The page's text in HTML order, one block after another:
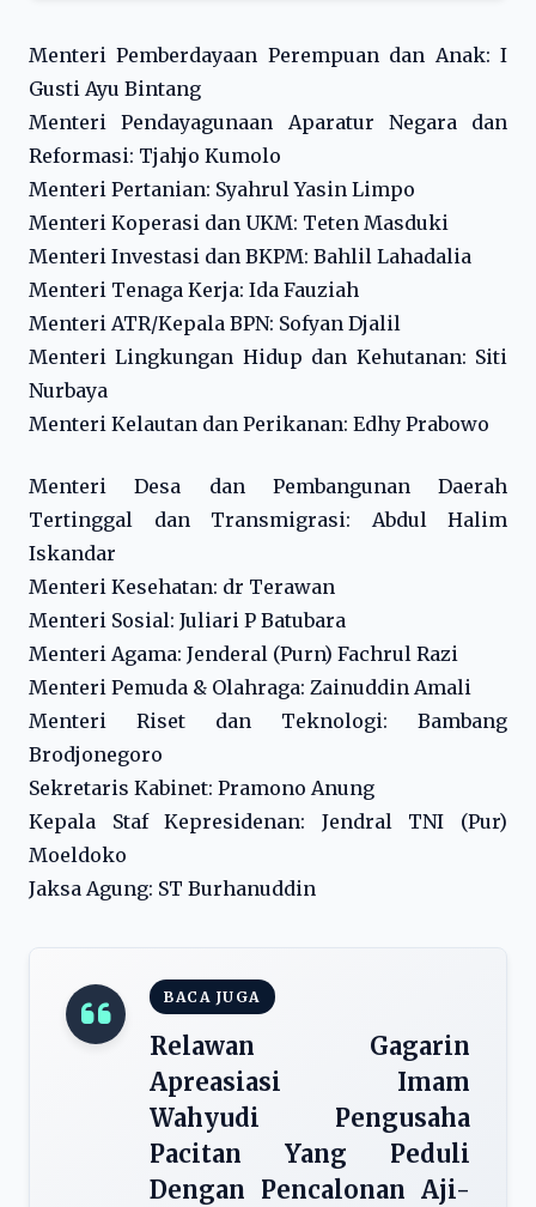
Menteri Pemberdayaan Perempuan dan Anak: I
Gusti Ayu Bintang
Menteri Pendayagunaan Aparatur Negara dan
Reformasi: Tjahjo Kumolo
Menteri Pertanian: Syahrul Yasin Limpo
Menteri Koperasi dan UKM: Teten Masduki
Menteri Investasi dan BKPM: Bahlil Lahadalia
Menteri Tenaga Kerja: Ida Fauziah
Menteri ATR/Kepala BPN: Sofyan Djalil
Menteri Lingkungan Hidup dan Kehutanan: Siti
Nurbaya
Menteri Kelautan dan Perikanan: Edhy Prabowo
Menteri Desa dan Pembangunan Daerah
Tertinggal dan Transmigrasi: Abdul Halim
Iskandar
Menteri Kesehatan: dr Terawan
Menteri Sosial: Juliari P Batubara
Menteri Agama: Jenderal (Purn) Fachrul Razi
Menteri Pemuda & Olahraga: Zainuddin Amali
Menteri Riset dan Teknologi: Bambang
Brodjonegoro
Sekretaris Kabinet: Pramono Anung
Kepala Staf Kepresidenan: Jendral TNI (Pur)
Moeldoko
Jaksa Agung: ST Burhanuddin
BACA JUGA
Relawan Gagarin
Apreasiasi Imam
Wahyudi Pengusaha
Pacitan Yang Peduli
Dengan Pencalonan Aji-